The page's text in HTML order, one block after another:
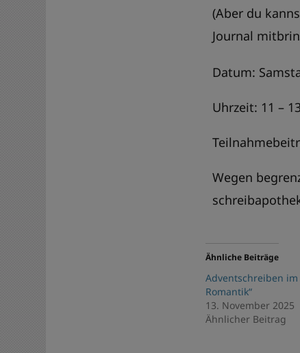
(Aber du
Journal
Datum:
Uhrzeit: 11 –
Wegen
Ähnliche Beiträge
Adventschreiben im
Romantik“
13. November 2025
Ähnlicher Beitrag